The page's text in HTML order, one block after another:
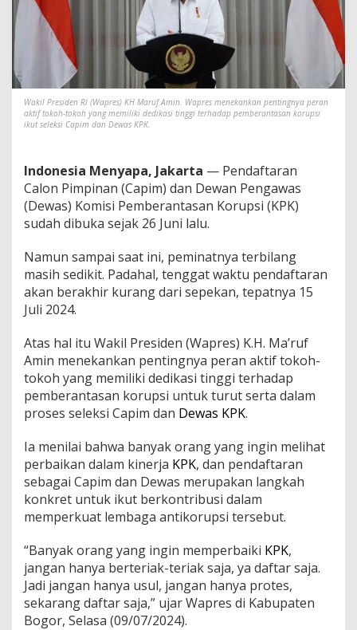
W
a
r
e
s
A
j
T
o
k
o
h
r
o
f
o
n
a
l
D
a
t
a
r
C
a
p
m
d
a
n
D
e
Wakil Presiden RI (Wapres) KH Maruf Amin. Wapres menekankan pentingnya peran
aktif tokoh-tokoh yang memiliki dedikasi tinggi terhadap pemberantasan korupsi
ikut seleksi Capim dan Dewas KPK.
Indonesia Menyapa, Jakarta — Pendaftaran
Calon Pimpinan (Capim) dan Dewan Pengawas
(Dewas) Komisi Pemberantasan Korupsi (KPK)
sudah dibuka sejak 26 Juni lalu.
Namun sampai saat ini, peminatnya terbilang
masih sedikit. Padahal, tenggat waktu pendaftaran
akan berakhir kurang dari sepekan, tepatnya 15
Juli 2024.
Atas hal itu Wakil Presiden (Wapres) K.H. Ma’ruf
Amin menekankan pentingnya peran aktif tokoh-
tokoh yang memiliki dedikasi tinggi terhadap
pemberantasan korupsi untuk turut serta dalam
proses seleksi Capim dan Dewas KPK.
Ia menilai bahwa banyak orang yang ingin melihat
perbaikan dalam kinerja KPK, dan pendaftaran
sebagai Capim dan Dewas merupakan langkah
konkret untuk ikut berkontribusi dalam
memperkuat lembaga antikorupsi tersebut.
“Banyak orang yang ingin memperbaiki KPK,
jangan hanya berteriak-teriak saja, ya daftar saja.
Jadi jangan hanya usul, jangan hanya protes,
sekarang daftar saja,” ujar Wapres di Kabupaten
Bogor, Selasa (09/07/2024).